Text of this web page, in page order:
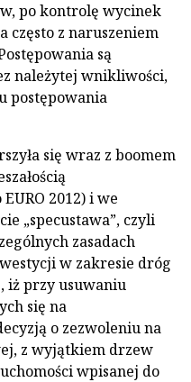
po kontrolę wycinek
często z naruszeniem
są
należytej wnikliwości,
postępowania
się wraz z boomem
2012) i we
„specustawa”, czyli
zasadach
w zakresie dróg
iż przy usuwaniu
się na
o zezwoleniu na
z wyjątkiem drzew
wpisanej do